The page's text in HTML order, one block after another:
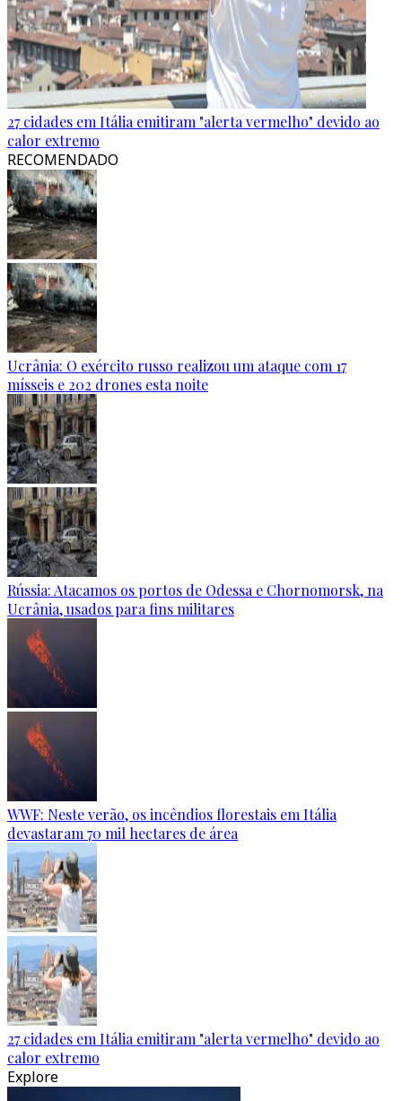
27 cidades em Itália emitiram "alerta vermelho" devido ao
calor extremo
RECOMENDADO
Ucrânia: O exército russo realizou um ataque com 17
mísseis e 202 drones esta noite
Rússia: Atacamos os portos de Odessa e Chornomorsk, na
Ucrânia, usados para fins militares
WWF: Neste verão, os incêndios florestais em Itália
devastaram 70 mil hectares de área
27 cidades em Itália emitiram "alerta vermelho" devido ao
calor extremo
Explore